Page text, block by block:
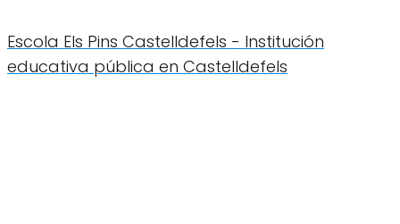
Escola Els Pins Castelldefels - Institución
educativa pública en Castelldefels